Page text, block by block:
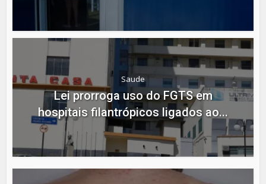
Saude
Lei prorroga uso do FGTS em
hospitais filantrópicos ligados ao...